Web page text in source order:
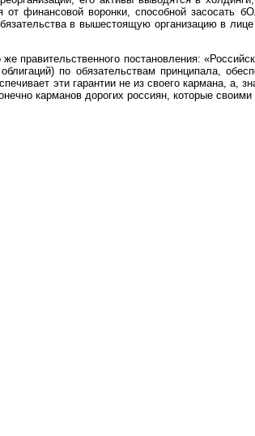
от финансовой воронки, способной засосать
в вышестоящую организацию в
правительственного постановления:
по обязательствам принципала,
эти гарантии не из своего кармана, а,
карманов дорогих россиян, которые